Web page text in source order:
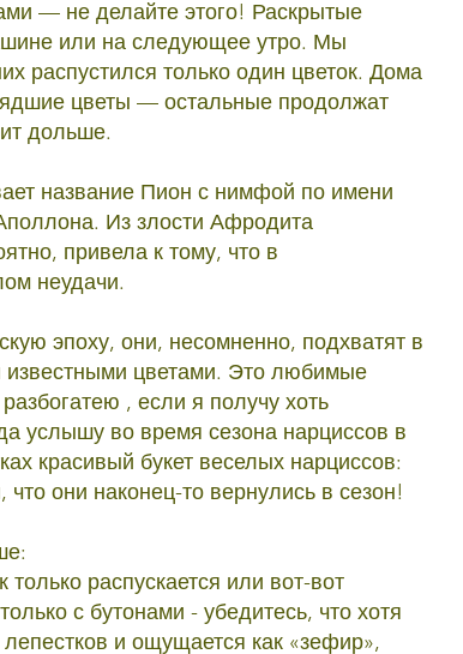
— не делайте этого! Раскрытые
или на следующее утро. Мы
распустился только один цветок. Дома
цветы — остальные продолжат
дольше.
название Пион с нимфой по имени
Из злости Афродита
привела к тому, что в
неудачи.
эпоху, они, несомненно, подхватят в
цветами. Это любимые
, если я получу хоть
услышу во время сезона нарциссов в
красивый букет веселых нарциссов:
они наконец-то вернулись в сезон!
распускается или вот-вот
с бутонами - убедитесь, что хотя
и ощущается как «зефир»,